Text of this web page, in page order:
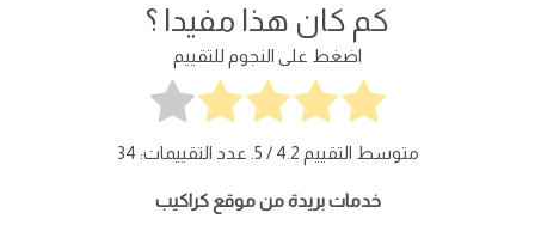
كم كان هذا مفيدا ؟
اضغط على النجوم للتقييم
متوسط التقييم 4.2 / 5. عدد التقييمات: 34
خدمات بريدة من موقع كراكيب